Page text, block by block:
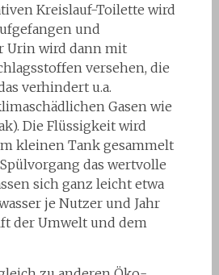
Kreislauf-Toilette wird
und
Urin wird dann mit
versehen, die
verhindert u.a.
Gasen wie
Die Flüssigkeit wird
kleinen Tank gesammelt
das wertvolle
sich ganz leicht etwa
je Nutzer und Jahr
der Umwelt und dem